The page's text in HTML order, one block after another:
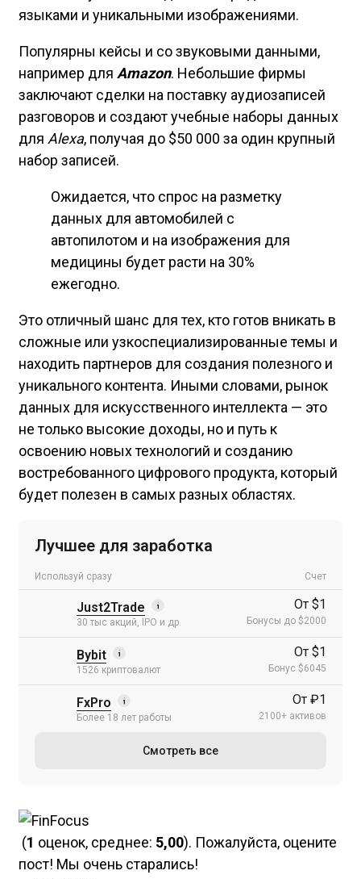
языками и уникальными изображениями.
Популярны кейсы и со звуковыми данными,
например для Amazon. Небольшие фирмы
заключают сделки на поставку аудиозаписей
разговоров и создают учебные наборы данных
для Alexa, получая до $50 000 за один крупный
набор записей.
Ожидается, что спрос на разметку
данных для автомобилей с
автопилотом и на изображения для
медицины будет расти на 30%
ежегодно.
Это отличный шанс для тех, кто готов вникать в
сложные или узкоспециализированные темы и
находить партнеров для создания полезного и
уникального контента. Иными словами, рынок
данных для искусственного интеллекта — это
не только высокие доходы, но и путь к
освоению новых технологий и созданию
востребованного цифрового продукта, который
будет полезен в самых разных областях.
Лучшее для заработка
Используй сразу Счет
Just2Trade
30 тыс акций, IPO и др.
От $1
Бонусы до $2000
Bybit
1526 криптовалют
От $1
Бонус $6045
FxPro
Более 18 лет работы
От ₽1
2100+ активов
Смотреть все
(1 оценок, среднее: 5,00). Пожалуйста, оцените
пост! Мы очень старались!